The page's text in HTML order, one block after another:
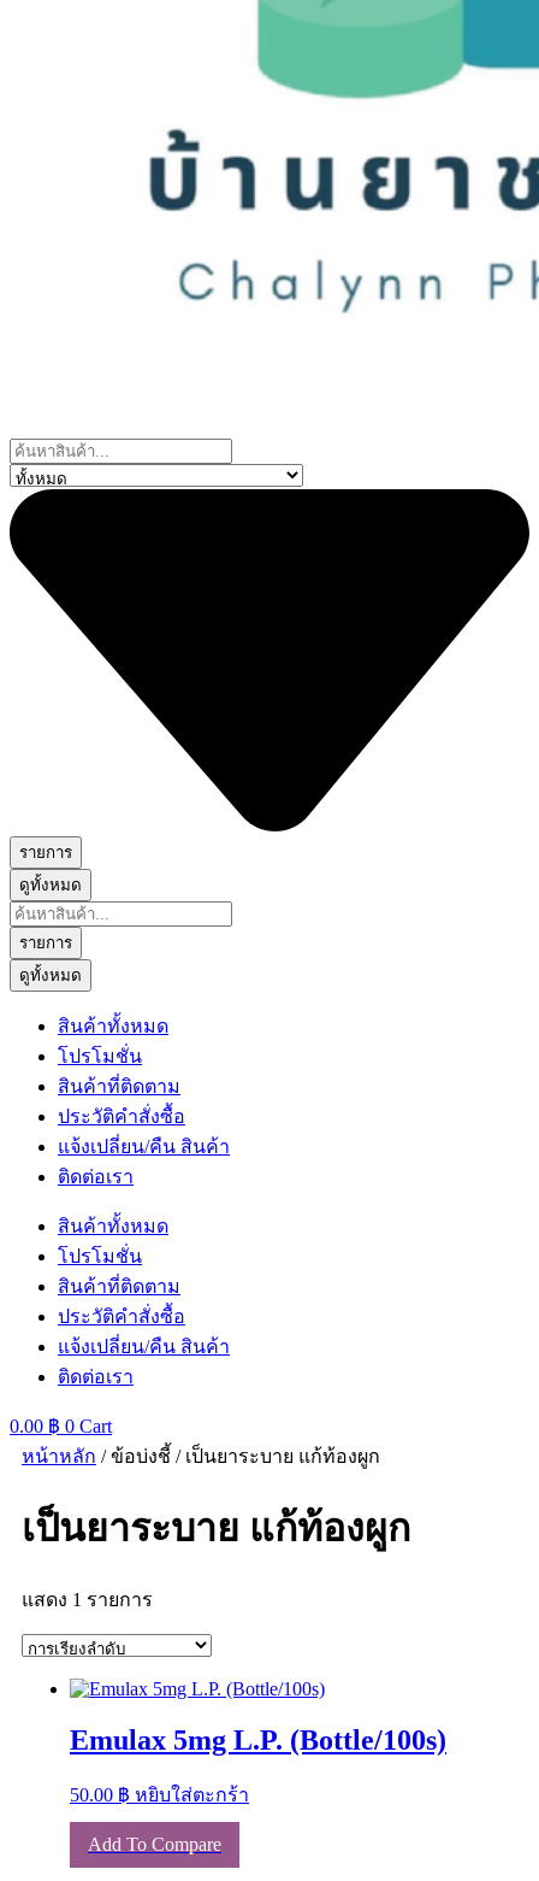
Search
...
รายการ
ดูทั้งหมด
Search
...
รายการ
ดูทั้งหมด
สินค้าทั้งหมด
โปรโมชั่น
สินค้าที่ติดตาม
ประวัติคำสั่งซื้อ
แจ้งเปลี่ยน/คืน สินค้า
ติดต่อเรา
สินค้าทั้งหมด
โปรโมชั่น
สินค้าที่ติดตาม
ประวัติคำสั่งซื้อ
แจ้งเปลี่ยน/คืน สินค้า
ติดต่อเรา
0.00 ฿ 0 Cart
หน้าหลัก / ข้อบ่งชี้ / เป็นยาระบาย แก้ท้องผูก
เป็นยาระบาย แก้ท้องผูก
แสดง 1 รายการ
Emulax 5mg L.P. (Bottle/100s)
50.00 ฿ หยิบใส่ตะกร้า
Add To Compare